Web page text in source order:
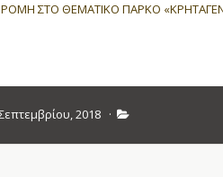
ΣΤΟ ΘΕΜΑΤΙΚΟ ΠΑΡΚΟ
2018 ·